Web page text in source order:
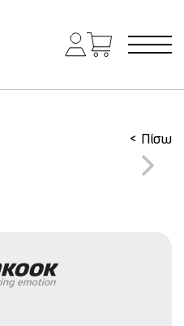
< Πίσω